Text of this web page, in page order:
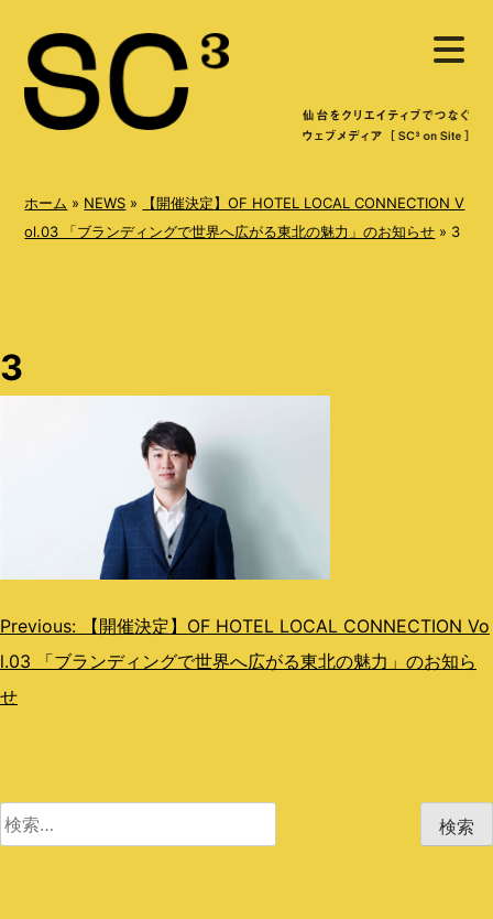
e
メ
ニ
を
開
く
ホーム » NEWS »
【開催決定】OF HOTEL LOCAL CONNECTION V
ol.03 「ブランディングで世界へ広がる東北の魅力」のお知らせ » 3
3
投
稿
ナ
ゲ
ー
Previous:
【開催決定】OF HOTEL LOCAL CONNECTION Vo
l.03 「ブランディングで世界へ広がる東北の魅力」のお知ら
せ
検